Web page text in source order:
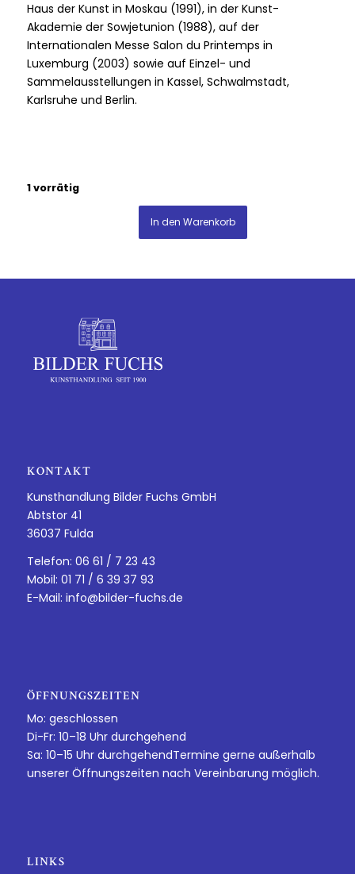
Haus der Kunst in Moskau (1991), in der Kunst-
Akademie der Sowjetunion (1988), auf der
Internationalen Messe Salon du Printemps in
Luxemburg (2003) sowie auf Einzel- und
Sammelausstellungen in Kassel, Schwalmstadt,
Karlsruhe und Berlin.
1 vorrätig
In den Warenkorb
KONTAKT
Kunsthandlung Bilder Fuchs GmbH
Abtstor 41
36037 Fulda
Telefon: 06 61 / 7 23 43
Mobil: 01 71 / 6 39 37 93
E-Mail: info@bilder-fuchs.de
ÖFFNUNGSZEITEN
Mo: geschlossen
Di-Fr: 10–18 Uhr durchgehend
Sa: 10–15 Uhr durchgehendTermine gerne außerhalb
unserer Öffnungszeiten nach Vereinbarung möglich.
LINKS